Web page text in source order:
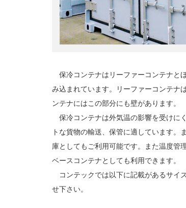
保冷コンテナはリーファーコンテナと
み込まれています。リーファーコンテナ
ンテナにはこの部分にも壁があります。
保冷コンテナは外気温の影響を受けに
トな貨物の輸送、保管に適しています
庫としてもご利用可能です。また温度管
ベースコンテナとしても利用できます。
コンテックでは以下に記載があるサイ
せ下さい。